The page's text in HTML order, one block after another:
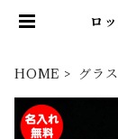
ロ
HOME グラス